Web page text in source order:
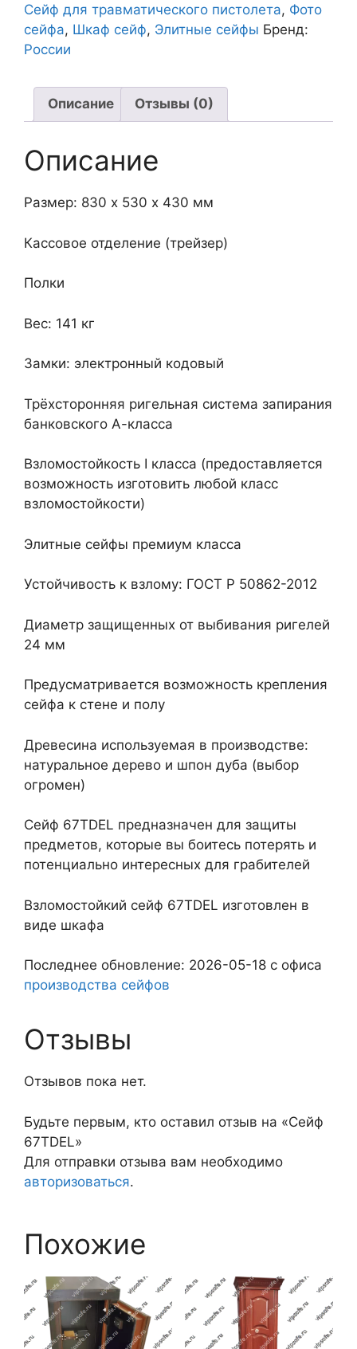
Сейф для травматического пистолета, Фото
сейфа, Шкаф сейф, Элитные сейфы Бренд:
России
Описание Отзывы (0)
Описание
Размер: 830 х 530 х 430 мм
Кассовое отделение (трейзер)
Полки
Вес: 141 кг
Замки: электронный кодовый
Трёхсторонняя ригельная система запирания
банковского А-класса
Взломостойкость I класса (предоставляется
возможность изготовить любой класс
взломостойкости)
Элитные сейфы премиум класса
Устойчивость к взлому: ГОСТ Р 50862-2012
Диаметр защищенных от выбивания ригелей
24 мм
Предусматривается возможность крепления
сейфа к стене и полу
Древесина используемая в производстве:
натуральное дерево и шпон дуба (выбор
огромен)
Сейф 67TDEL предназначен для защиты
предметов, которые вы боитесь потерять и
потенциально интересных для грабителей
Взломостойкий сейф 67TDEL изготовлен в
виде шкафа
Последнее обновление: 2026-05-18 с офиса
производства сейфов
Отзывы
Отзывов пока нет.
Будьте первым, кто оставил отзыв на «Сейф
67TDEL»
Для отправки отзыва вам необходимо
авторизоваться.
Похожие